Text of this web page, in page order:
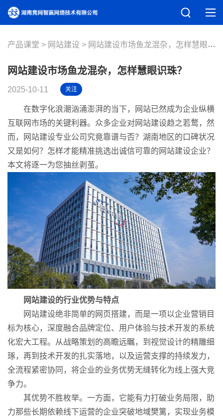
产品课堂 网站建设 网站建设市场鱼龙混杂，怎样慧眼识珠？
网站建设市场鱼龙混杂，怎样慧眼识珠？
2025-10-11 关注
在数字化浪潮汹涌澎湃的当下，网站已然成为企业纵横
互联网市场的关键利器。众多企业对网站建设趋之若鹜，然
而，网站建设专业公司究竟靠谱与否？湖南地区的口碑状况
又是如何？怎样才能精准挑选出诚信可靠的网站建设企业？
本文将逐一为您抽丝剥茧。
网站建设的行业优势与特点
网站建设绝非简单的网页搭建，而是一项以企业营销目
标为核心，深度融合品牌定位、用户体验与技术开发的系统
化宏大工程。从战略策划的高瞻远瞩，到视觉设计的精雕细
琢，再到技术开发的扎实落地，以及运营支撑的持续发力，
全流程紧密协同，将企业的业务优势无缝转化为线上强大竞
争力。
其优势不胜枚举。一方面，它能有力打破业务局限，助
力那些长期依赖线下运营的企业突破地域樊篱，实现业务模